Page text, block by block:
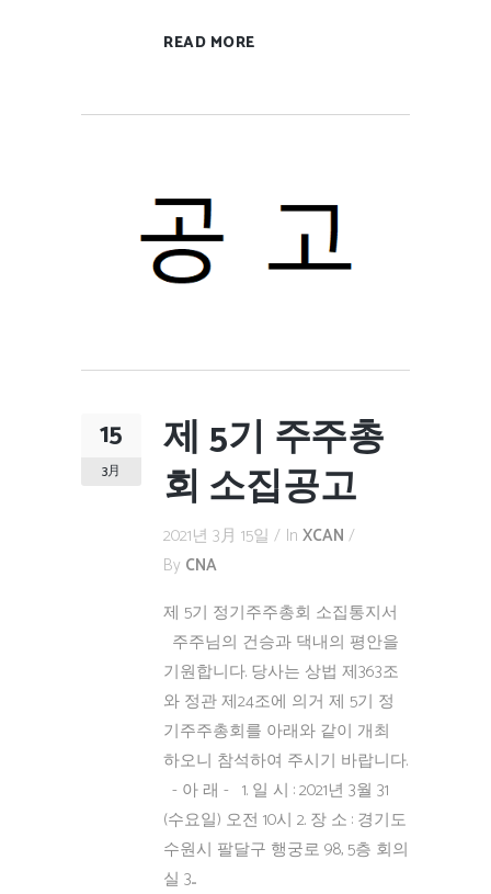
READ MORE
15
3月
제 5기 주주총
회 소집공고
2021년 3月 15일 In XCAN
By CNA
제 5기 정기주주총회 소집통지서
주주님의 건승과 댁내의 평안을
기원합니다. 당사는 상법 제363조
와 정관 제24조에 의거 제 5기 정
기주주총회를 아래와 같이 개최
하오니 참석하여 주시기 바랍니다.
- 아 래 - 1. 일 시 : 2021년 3월 31
(수요일) 오전 10시 2. 장 소 : 경기도
수원시 팔달구 행궁로 98, 5층 회의
실 3....